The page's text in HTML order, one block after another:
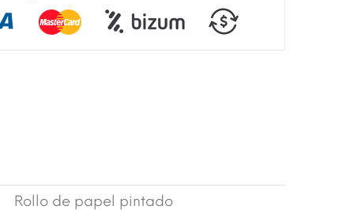
Rollo de papel pintado